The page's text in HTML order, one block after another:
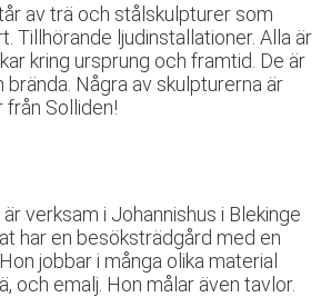
av trä och stålskulpturer som
Tillhörande ljudinstallationer. Alla är
kring ursprung och framtid. De är
brända. Några av skulpturerna är
från Solliden!
verksam i Johannishus i Blekinge
har en besöksträdgård med en
jobbar i många olika material
och emalj. Hon målar även tavlor.